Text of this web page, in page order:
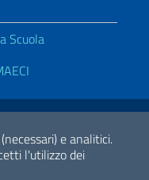
e analitici.
l'utilizzo dei
Scuola